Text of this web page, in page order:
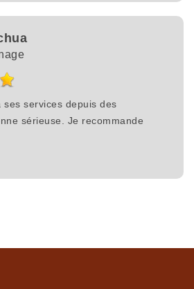
ses services depuis des
sérieuse. Je recommande